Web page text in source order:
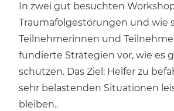
In zwei gut besuchten
Traumafolgestörungen und wie
Teilnehmerinnen und
fundierte Strategien vor, wie es
schützen. Das Ziel: Helfer zu
sehr belastenden Situationen
bleiben..